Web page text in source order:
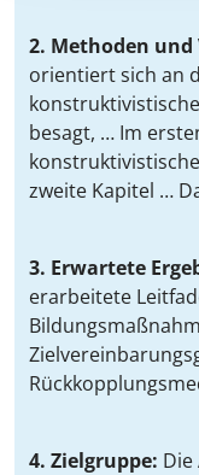
2. Methoden und
orientiert sich an
besagt, … Im
zweite Kapitel …
3. Erwartete
erarbeitete
4. Zielgruppe: